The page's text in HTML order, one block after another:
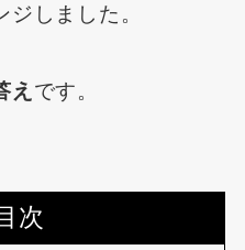
しました。
え です。
次